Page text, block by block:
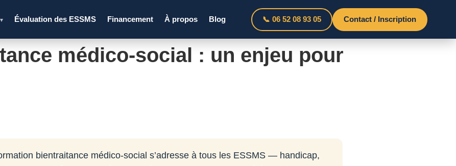
▾ Évaluation des ESSMS Financement À propos Blog 📞 06 52 08 93 05 Contact / Inscription
médico-social : un enjeu pour
bientraitance médico-social s’adresse à tous les ESSMS — handicap,